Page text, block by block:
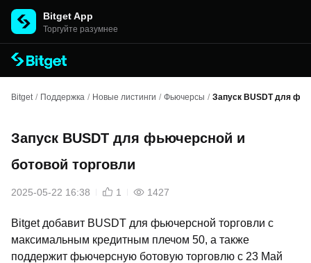
Bitget App
Торгуйте разумнее
Bitget / Поддержка / Новые листинги / Фьючерсы / Запуск BUSDT для
Запуск BUSDT для фьючерсной и
ботовой торговли
2025-05-22 16:38 1 1427
Bitget добавит BUSDT для фьючерсной торговли с
максимальным кредитным плечом 50, а также
поддержит фьючерсную ботовую торговлю с 23 Май